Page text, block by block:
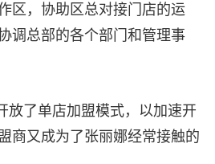
区，协助区总对接门店的运
调总部的各个部门和管理事
放了单店加盟模式，以加速开
商又成为了张丽娜经常接触的